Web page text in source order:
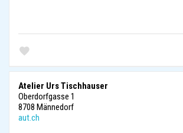
Atelier Urs Tischhauser
Oberdorfgasse 1
8708 Männedorf
aut.ch